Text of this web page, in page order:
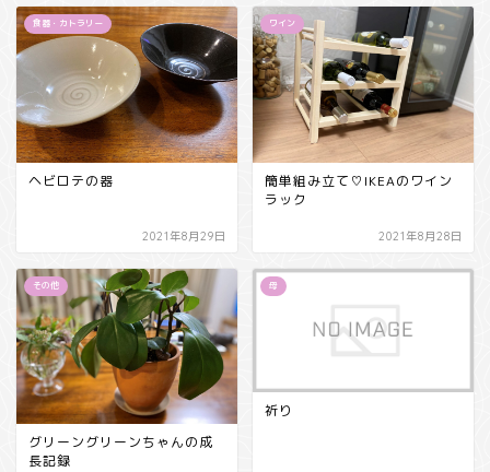
食器・カトラリー
ヘビロテの器
2021年8月29日
ワイン
簡単組み立て♡IKEAのワイン
ラック
2021年8月28日
その他
グリーングリーンちゃんの成
長記録
母
祈り